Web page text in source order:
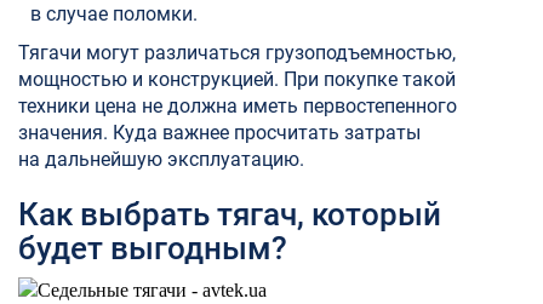
в случае поломки.
Тягачи могут различаться грузоподъемностью,
мощностью и конструкцией. При покупке такой
техники цена не должна иметь первостепенного
значения. Куда важнее просчитать затраты
на дальнейшую эксплуатацию.
Как выбрать тягач, который
будет выгодным?